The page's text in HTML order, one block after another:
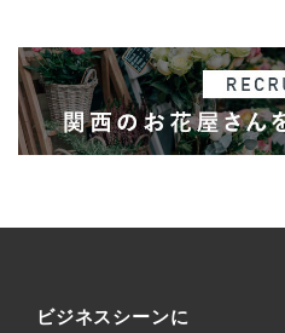
ビジネスシーンに